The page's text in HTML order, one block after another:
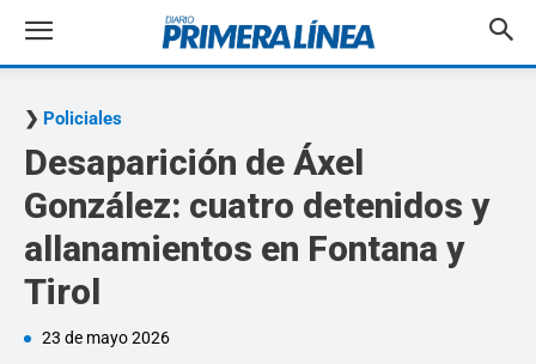
Policiales
Desaparición de Áxel
González: cuatro detenidos y
allanamientos en Fontana y
Tirol
23 de mayo 2026